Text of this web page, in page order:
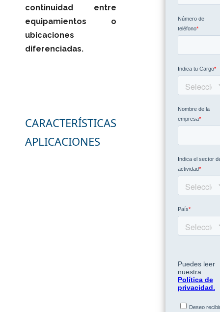
continuidad entre
equipamientos o
ubicaciones
diferenciadas.
CARACTERÍSTICAS
APLICACIONES